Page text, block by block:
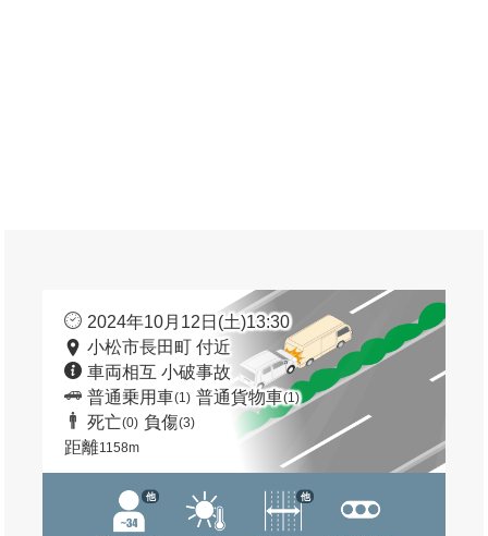
2024年10月12日(土)13:30
小松市長田町 付近
車両相互 小破事故
普通乗用車(1) 普通貨物車(1)
死亡(0) 負傷(3)
距離1158m
他 他